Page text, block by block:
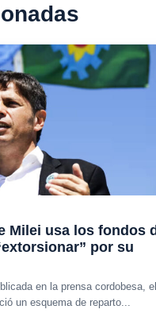
Milei usa los fondos
por su
en la prensa cordobesa, el
un esquema de reparto...